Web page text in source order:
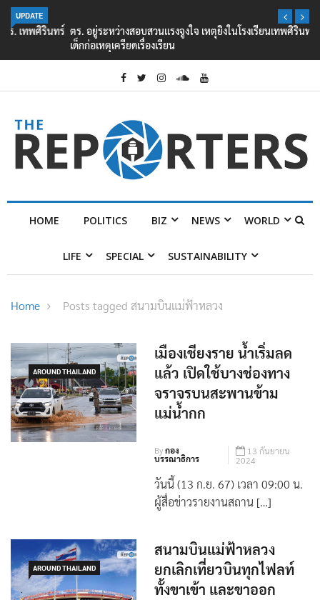
UPDATE
ตร. อยู่ระหว่างสอบสวนแรงจูงใจ เหตุยิงในโรงเรียนเทพศิรินทร์ นนทบุรี พบ
เด็กก่อเหตุเครียดเรื่องเรียน
HOME POLITICS BIZ NEWS WORLD
LIFE SPECIAL SUSTAINABILITY
Home Posts tagged สนามบินแม่ฟ้าหลวง
AROUND THAILAND
เมืองเชียงราย น้ำเริ่มลด
แล้ว เปิดใช้บางช่องทาง
จราจรบนสะพานข้าม
แม่น้ำกก
Byกอง
บรรณาธิการ
13 กันยายน
2024
วันนี้ (13 ก.ย. 67) เวลา 09:00 น.
ผู้สื่อข่าวรายงานสถาน […]
AROUND THAILAND
สนามบินแม่ฟ้าหลวง
ยกเลิกเที่ยวบินทุกไฟลท์
ทั้งขาเข้า และขาออก